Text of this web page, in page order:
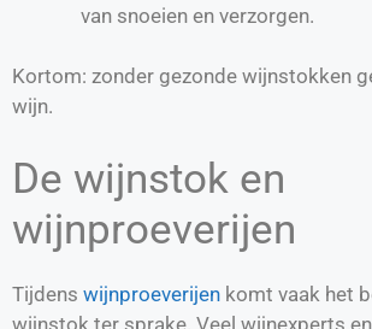
van snoeien en verzorgen.
Kortom: zonder gezonde wijnstokken
wijn.
De wijnstok en
wijnproeverijen
Tijdens wijnproeverijen komt vaak het
wijnstok ter sprake. Veel wijnexperts